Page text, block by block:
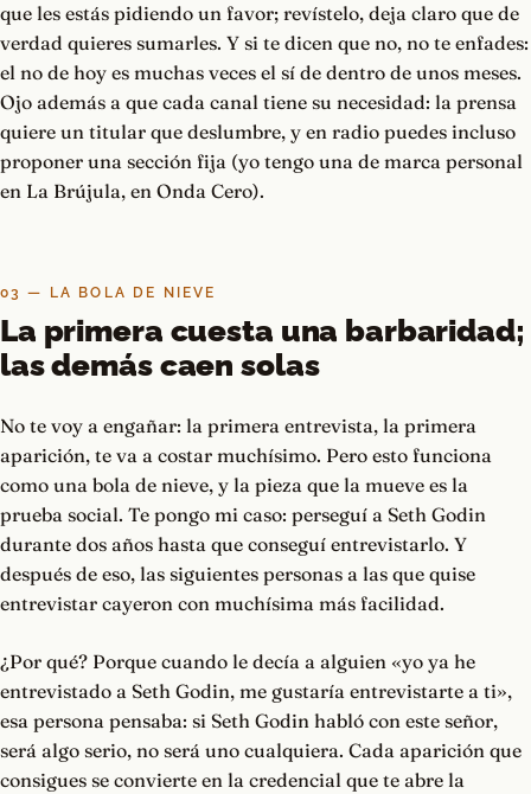
que les estás pidiendo un favor; revístelo, deja claro que de
verdad quieres sumarles. Y si te dicen que no, no te enfades:
el no de hoy es muchas veces el sí de dentro de unos meses.
Ojo además a que cada canal tiene su necesidad: la prensa
quiere un titular que deslumbre, y en radio puedes incluso
proponer una sección fija (yo tengo una de marca personal
en La Brújula, en Onda Cero).
03 — LA BOLA DE NIEVE
La primera cuesta una barbaridad;
las demás caen solas
No te voy a engañar: la primera entrevista, la primera
aparición, te va a costar muchísimo. Pero esto funciona
como una bola de nieve, y la pieza que la mueve es la
prueba social. Te pongo mi caso: perseguí a Seth Godin
durante dos años hasta que conseguí entrevistarlo. Y
después de eso, las siguientes personas a las que quise
entrevistar cayeron con muchísima más facilidad.
¿Por qué? Porque cuando le decía a alguien «yo ya he
entrevistado a Seth Godin, me gustaría entrevistarte a ti»,
esa persona pensaba: si Seth Godin habló con este señor,
será algo serio, no será uno cualquiera. Cada aparición que
consigues se convierte en la credencial que te abre la